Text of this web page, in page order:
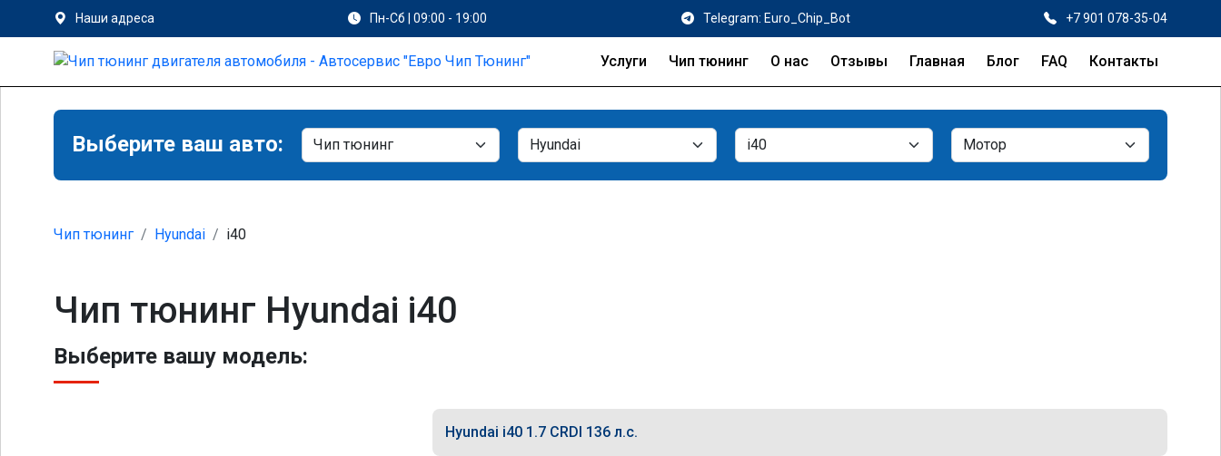
Наши адреса Пн-Сб | 09:00 - 19:00 Telegram: Euro_Chip_Bot +7 901 078-35-04
Услуги Чип тюнинг О нас Отзывы Главная Блог FAQ Контакты
Выберите ваш авто:
Чип тюнинг Hyundai i40
Чип тюнинг Hyundai i40
Выберите вашу модель:
Hyundai i40 1.7 CRDI 136 л.с.